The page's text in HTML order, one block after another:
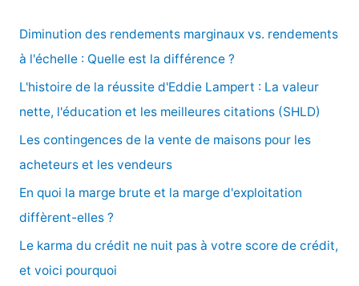
e
r
c
:
Diminution des rendements marginaux vs. rendements
à l'échelle : Quelle est la différence ?
L'histoire de la réussite d'Eddie Lampert : La valeur
nette, l'éducation et les meilleures citations (SHLD)
Les contingences de la vente de maisons pour les
acheteurs et les vendeurs
En quoi la marge brute et la marge d'exploitation
diffèrent-elles ?
Le karma du crédit ne nuit pas à votre score de crédit,
et voici pourquoi